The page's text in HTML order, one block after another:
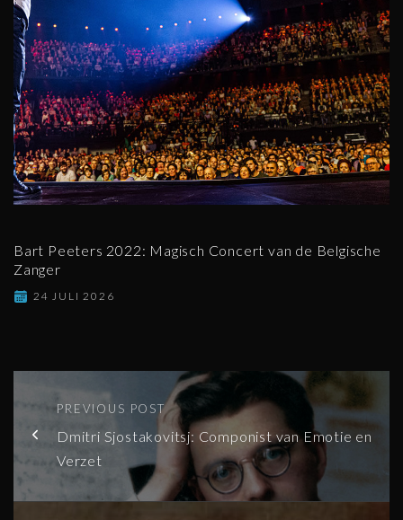
Bart Peeters 2022: Magisch Concert van de Belgische
Zanger
24 JULI 2026
PREVIOUS POST
Dmitri Sjostakovitsj: Componist van Emotie en
Verzet